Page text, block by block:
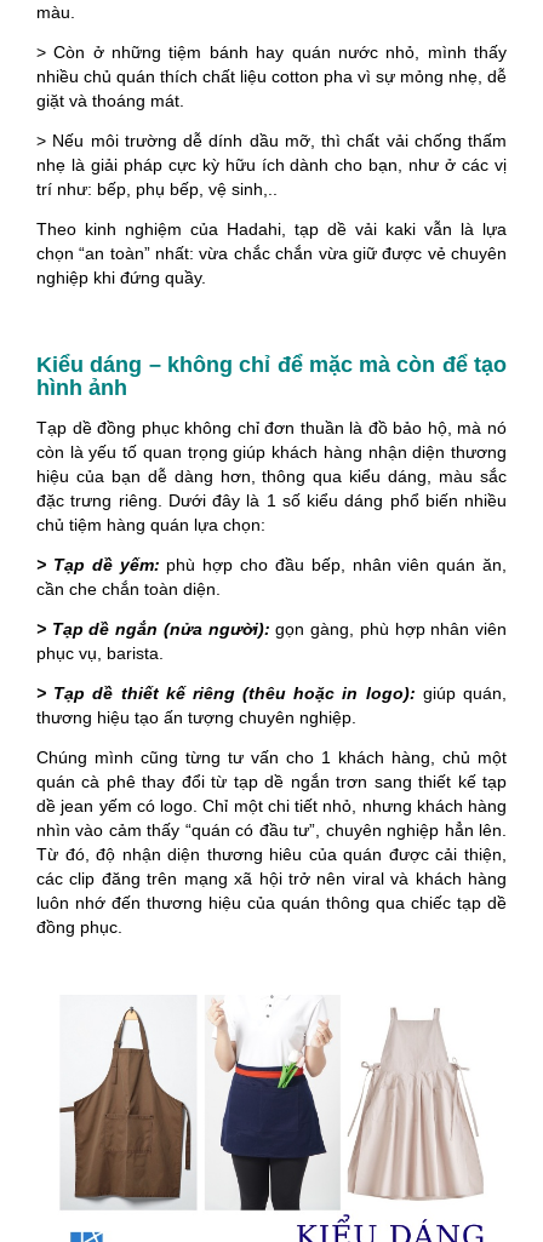
màu.
> Còn ở những tiệm bánh hay quán nước nhỏ, mình thấy
nhiều chủ quán thích chất liệu cotton pha vì sự mỏng nhẹ, dễ
giặt và thoáng mát.
> Nếu môi trường dễ dính dầu mỡ, thì chất vải chống thấm
nhẹ là giải pháp cực kỳ hữu ích dành cho bạn, như ở các vị
trí như: bếp, phụ bếp, vệ sinh,..
Theo kinh nghiệm của Hadahi, tạp dề vải kaki vẫn là lựa
chọn “an toàn” nhất: vừa chắc chắn vừa giữ được vẻ chuyên
nghiệp khi đứng quầy.
Kiểu dáng – không chỉ để mặc mà còn để tạo
hình ảnh
Tạp dề đồng phục không chỉ đơn thuần là đồ bảo hộ, mà nó
còn là yếu tố quan trọng giúp khách hàng nhận diện thương
hiệu của bạn dễ dàng hơn, thông qua kiểu dáng, màu sắc
đặc trưng riêng. Dưới đây là 1 số kiểu dáng phổ biến nhiều
chủ tiệm hàng quán lựa chọn:
> Tạp dề yếm: phù hợp cho đầu bếp, nhân viên quán ăn,
cần che chắn toàn diện.
> Tạp dề ngắn (nửa người): gọn gàng, phù hợp nhân viên
phục vụ, barista.
> Tạp dề thiết kế riêng (thêu hoặc in logo): giúp quán,
thương hiệu tạo ấn tượng chuyên nghiệp.
Chúng mình cũng từng tư vấn cho 1 khách hàng, chủ một
quán cà phê thay đổi từ tạp dề ngắn trơn sang thiết kế tạp
dề jean yếm có logo. Chỉ một chi tiết nhỏ, nhưng khách hàng
nhìn vào cảm thấy “quán có đầu tư”, chuyên nghiệp hẳn lên.
Từ đó, độ nhận diện thương hiêu của quán được cải thiện,
các clip đăng trên mạng xã hội trở nên viral và khách hàng
luôn nhớ đến thương hiệu của quán thông qua chiếc tạp dề
đồng phục.